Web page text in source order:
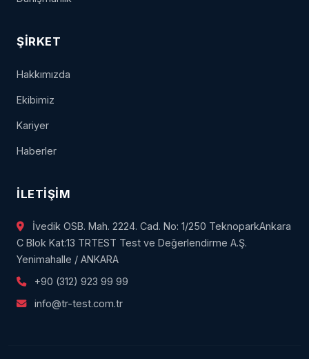
ŞIRKET
Hakkımızda
Ekibimiz
Kariyer
Haberler
İLETIŞIM
İvedik OSB. Mah. 2224. Cad. No: 1/250 TeknoparkAnkara
C Blok Kat:13 TRTEST Test ve Değerlendirme A.Ş.
Yenimahalle / ANKARA
+90 (312) 923 99 99
info@tr-test.com.tr